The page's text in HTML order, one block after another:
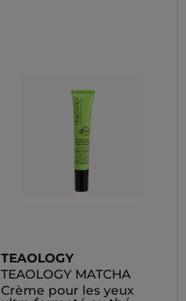
TEAOLOGY
TEAOLOGY MATCHA
Crème pour les yeux